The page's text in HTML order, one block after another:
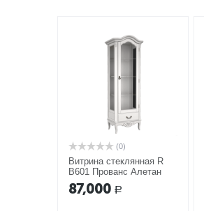
(0)
Витрина стеклянная R
В601 Прованс Алетан
87,000 Р